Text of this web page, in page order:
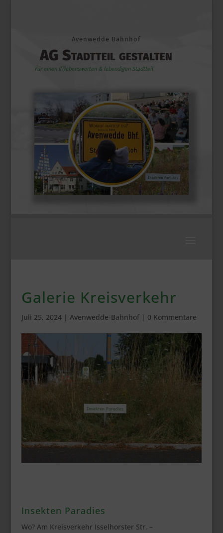
Avenwedde Bahnhof
AG Stadtteil gestalten
Für einen l(i)ebenswerten & lebendigen Stadtteil
Galerie Kreisverkehr
Juli 25, 2024| Avenwedde-Bahnhof| 0 Kommentare
Insekten Paradies
Wo? Am Kreisverkehr Isselhorster Str. –